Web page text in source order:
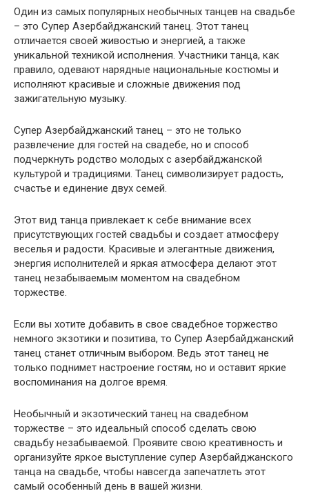
Один из самых популярных необычных танцев на свадьбе
– это Супер Азербайджанский танец. Этот танец
отличается своей живостью и энергией, а также
уникальной техникой исполнения. Участники танца, как
правило, одевают нарядные национальные костюмы и
исполняют красивые и сложные движения под
зажигательную музыку.
Супер Азербайджанский танец – это не только
развлечение для гостей на свадебе, но и способ
подчеркнуть родство молодых с азербайджанской
культурой и традициями. Танец символизирует радость,
счастье и единение двух семей.
Этот вид танца привлекает к себе внимание всех
присутствующих гостей свадьбы и создает атмосферу
веселья и радости. Красивые и элегантные движения,
энергия исполнителей и яркая атмосфера делают этот
танец незабываемым моментом на свадебном
торжестве.
Если вы хотите добавить в свое свадебное торжество
немного экзотики и позитива, то Супер Азербайджанский
танец станет отличным выбором. Ведь этот танец не
только поднимет настроение гостям, но и оставит яркие
воспоминания на долгое время.
Необычный и экзотический танец на свадебном
торжестве – это идеальный способ сделать свою
свадьбу незабываемой. Проявите свою креативность и
организуйте яркое выступление супер Азербайджанского
танца на свадьбе, чтобы навсегда запечатлеть этот
самый особенный день в вашей жизни.